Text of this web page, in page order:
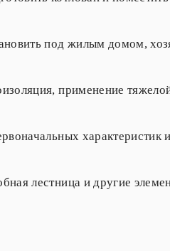
под жилым домом,
применение
лестница и другие